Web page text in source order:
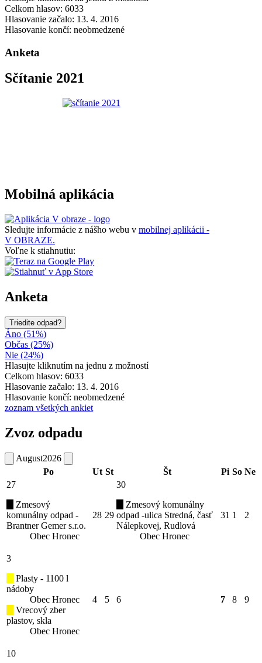
Celkom hlasov: 6033
Hlasovanie začalo: 13. 4. 2016
Hlasovanie končí: neobmedzené
Anketa
Sčítanie 2021
Mobilná aplikácia
Sledujte informácie z nášho webu v mobilnej aplikácii -
V OBRAZE.
Voľne k stiahnutiu:
Anketa
Triedite odpad?
Áno (51%)
Občas (25%)
Nie (24%)
Hlasujte kliknutím na jednu z možností
Celkom hlasov: 6033
Hlasovanie začalo: 13. 4. 2016
Hlasovanie končí: neobmedzené
zoznam všetkých ankiet
Zvoz odpadu
August2026
Po
Ut St Št Pi So Ne
27
Zmesový
komunálny odpad -
Brantner Gemer s.r.o.
Obec Hronec
28 29
30
Zmesový komunálny
odpad -ulica Stredná, časť
Nálepkovej, Rudlová
Obec Hronec
31 1 2
3
Plasty - 1100 l
nádoby
Obec Hronec
Vrecový zber
plastov, skla
Obec Hronec
4 5 6 7 8 9
10